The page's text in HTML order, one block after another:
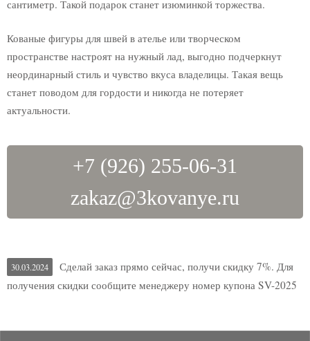
сантиметр. Такой подарок станет изюминкой торжества.
Кованые фигуры для швей в ателье или творческом
пространстве настроят на нужный лад, выгодно подчеркнут
неординарный стиль и чувство вкуса владелицы. Такая вещь
станет поводом для гордости и никогда не потеряет
актуальности.
+7 (926) 255-06-31
zakaz@3kovanye.ru
Подарки на новый год
Подарки для мужчин
Подарки ручной работы
Декоративные подарки
Столики в стиле лофт
Кованый декор
Растения
Розы
30.03.2024
Сделай заказ прямо сейчас, получи скидку 7%. Для
получения скидки сообщите менеджеру номер купона SV-2025